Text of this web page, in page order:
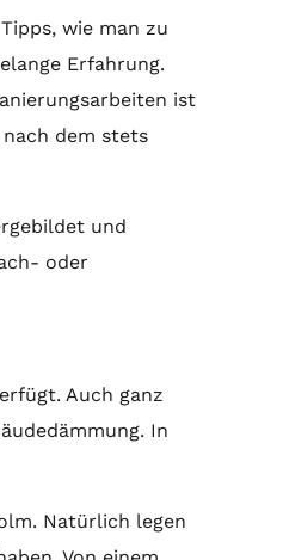
wie man zu
Erfahrung.
ist
dem stets
und
oder
Auch ganz
In
Natürlich legen